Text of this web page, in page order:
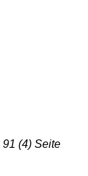
(4) Seite